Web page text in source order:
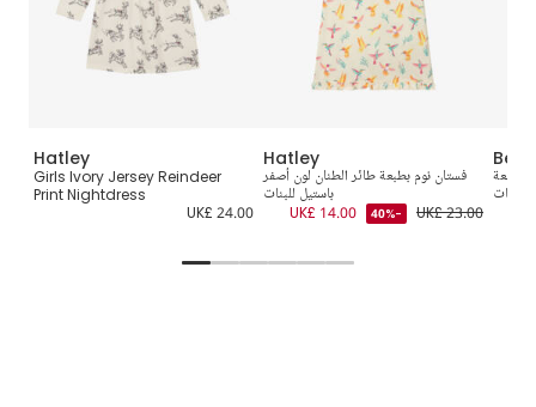
Hatley
Girls Ivory Jersey Reindeer
Print Nightdress
UK£ 24.00
Hatley
فستان نوم بطبعة طائر الطنان لون أصفر
باستيل للبنات
UK£ 23.00
-40%
UK£ 14.00
بطبعة
للبنات